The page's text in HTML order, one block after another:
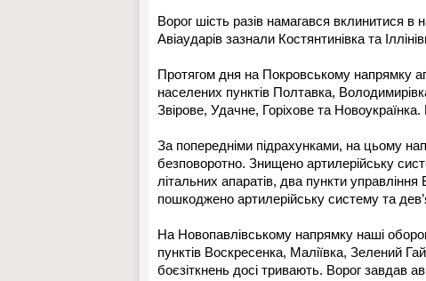
Ворог шість разів намагався вклинитися
Авіаударів зазнали Костянтинівка та
Протягом дня на Покровському напрямку
населених пунктів Полтавка,
Звірове, Удачне, Горіхове та
За попередніми підрахунками, на цьому
безповоротно. Знищено артилерійську
літальних апаратів, два пункти
пошкоджено артилерійську систему та
На Новопавлівському напрямку наші
пунктів Воскресенка, Маліївка, Зелений
боєзіткнень досі тривають. Ворог завдав